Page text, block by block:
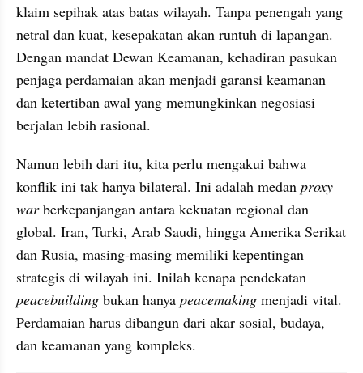
klaim sepihak atas batas wilayah. Tanpa penengah yang
netral dan kuat, kesepakatan akan runtuh di lapangan.
Dengan mandat Dewan Keamanan, kehadiran pasukan
penjaga perdamaian akan menjadi garansi keamanan
dan ketertiban awal yang memungkinkan negosiasi
berjalan lebih rasional.
Namun lebih dari itu, kita perlu mengakui bahwa
konflik ini tak hanya bilateral. Ini adalah medan proxy
war berkepanjangan antara kekuatan regional dan
global. Iran, Turki, Arab Saudi, hingga Amerika Serikat
dan Rusia, masing-masing memiliki kepentingan
peacebuilding bukan hanya peacemaking menjadi vital.
Perdamaian harus dibangun dari akar sosial, budaya,
dan keamanan yang kompleks.